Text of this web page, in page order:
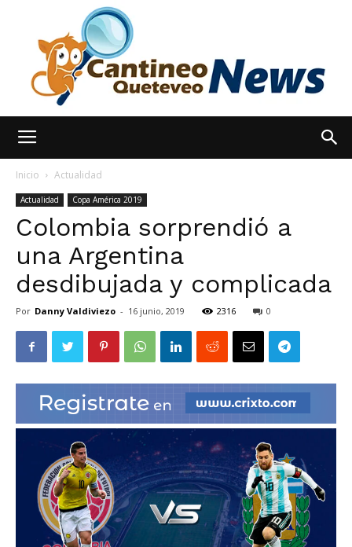
Noticias
hoy
|
Ultima
Hora
Inicio Actualidad
Actualidad Copa América 2019
Colombia sorprendió a
una Argentina
desdibujada y complicada
Por Danny Valdiviezo - 16 junio, 2019 2316 0